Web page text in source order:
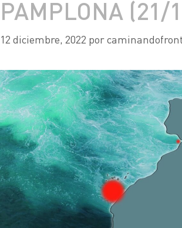
PAMPLONA (21/
12 diciembre, 2022 por